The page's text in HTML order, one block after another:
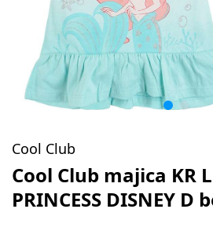
Cool Club
Cool Club majica KR
PRINCESS DISNEY D